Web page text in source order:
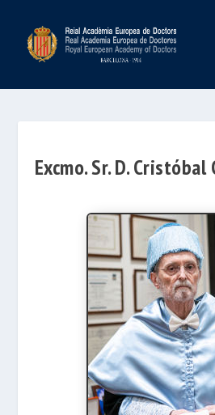
Excmo. Sr. D.